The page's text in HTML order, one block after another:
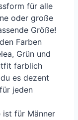
für alle
oder große
Größe!
Farben
Grün und
farblich
es dezent
jeden
ist für Männer